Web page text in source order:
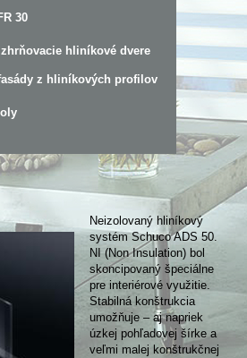
30
zhrňovacie hliníkové dvere
z hliníkových profilov
Neizolovaný hliníkový
systém Schuco ADS 50.
NI (Non Insulation) bol
skoncipovaný špeciálne
pre interiérové využitie.
Stabilná konštrukcia
umožňuje – aj napriek
úzkej pohľadovej šírke a
veľmi malej konštrukčnej